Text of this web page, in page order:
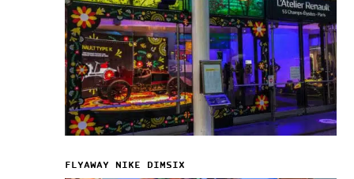
FLYAWAY NIKE DIMSIX